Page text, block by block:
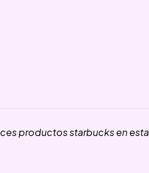
productos starbucks en